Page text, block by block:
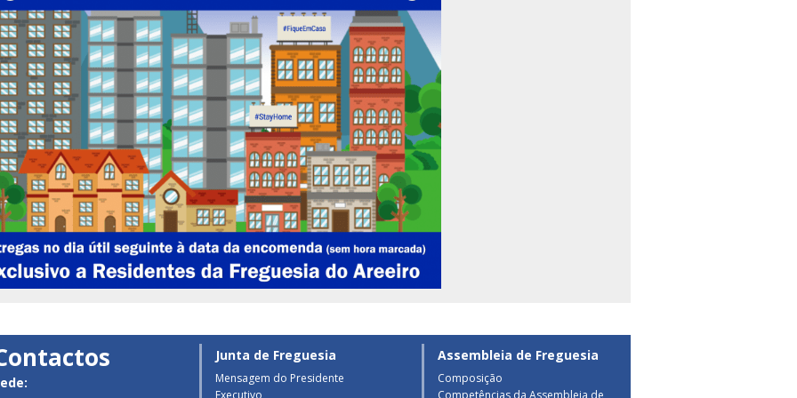
Junta de Freguesia
Mensagem do Presidente
Assembleia de Freguesia
Composição